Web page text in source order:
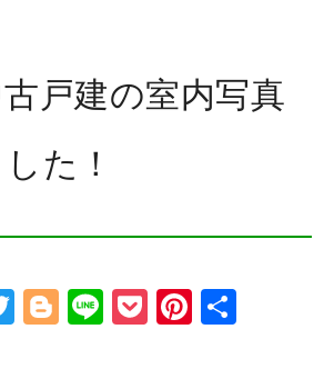
戸建の室内写真
た！
Twitt Blog Line Pock Pinte